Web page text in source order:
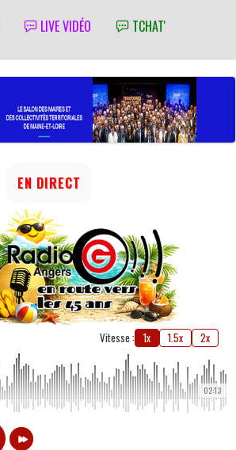
LIVE VIDÉO TCHAT'
EN DIRECT
Vitesse : 1x 1.5x 2x
02:13